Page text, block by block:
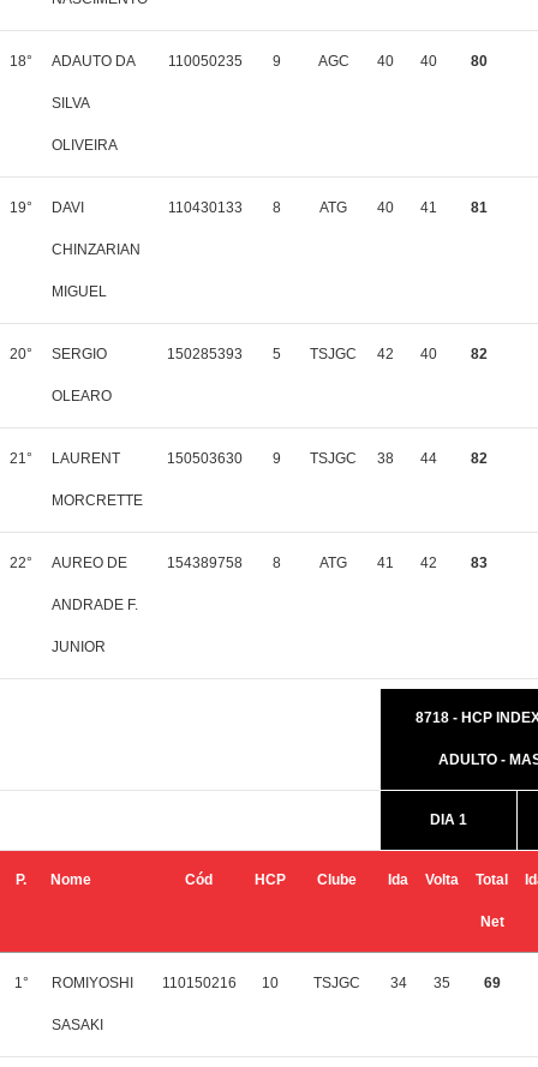
18° ADAUTO DA
SILVA
OLIVEIRA
110050235 9 AGC 40 40 80
19° DAVI
CHINZARIAN
MIGUEL
110430133 8 ATG 40 41 81
20° SERGIO
OLEARO
150285393 5 TSJGC 42 40 82
21° LAURENT
MORCRETTE
150503630 9 TSJGC 38 44 82
22° AUREO DE
ANDRADE F.
JUNIOR
154389758 8 ATG 41 42 83
8718 - HCP
ADULTO -
DIA 1
P. Nome Cód HCP Clube Ida Volta Total
Net
1° ROMIYOSHI
SASAKI
110150216 10 TSJGC 34 35 69